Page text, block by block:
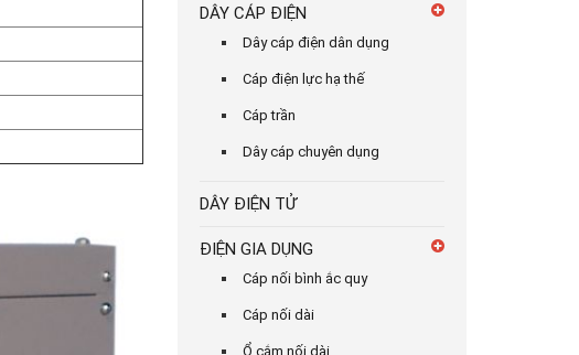
DÂY CÁP ĐIỆN
Dây cáp điện dân dụng
Cáp điện lực hạ thế
Cáp trần
Dây cáp chuyên dụng
DÂY ĐIỆN TỬ
ĐIỆN GIA DỤNG
Cáp nối bình ắc quy
Cáp nối dài
Ổ cắm nối dài